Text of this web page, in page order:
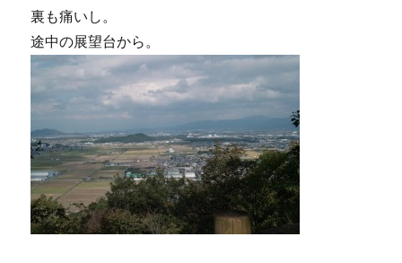
裏も痛いし。
途中の展望台から。